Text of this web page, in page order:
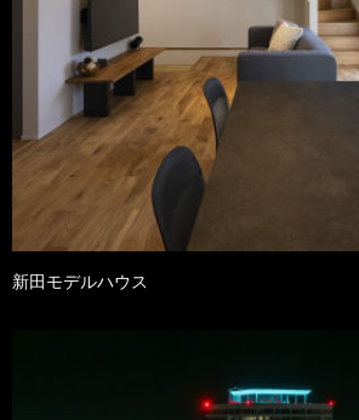
新田モデルハウス